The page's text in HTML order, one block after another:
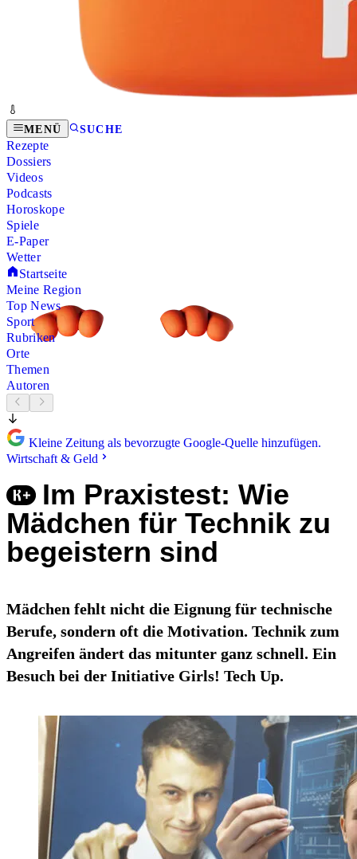
MENÜ SUCHE
Rezepte
Dossiers
Videos
Podcasts
Horoskope
Spiele
E-Paper
Wetter
Startseite
Meine Region
Top News
Sport
Rubriken
Orte
Themen
Autoren
Kleine Zeitung als bevorzugte Google-Quelle hinzufügen.
Wirtschaft & Geld
Im Praxistest: Wie
Mädchen für Technik zu
begeistern sind
Mädchen fehlt nicht die Eignung für technische
Berufe, sondern oft die Motivation. Technik zum
Angreifen ändert das mitunter ganz schnell. Ein
Besuch bei der Initiative Girls! Tech Up.